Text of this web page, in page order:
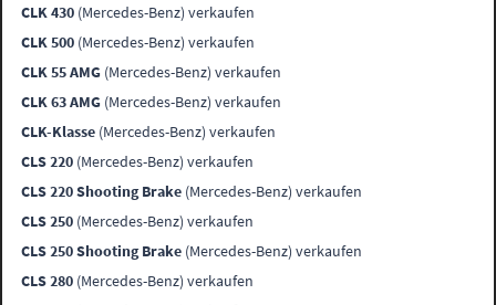
CLK 430 (Mercedes-Benz) verkaufen
CLK 500 (Mercedes-Benz) verkaufen
CLK 55 AMG (Mercedes-Benz) verkaufen
CLK 63 AMG (Mercedes-Benz) verkaufen
CLK-Klasse (Mercedes-Benz) verkaufen
CLS 220 (Mercedes-Benz) verkaufen
CLS 220 Shooting Brake (Mercedes-Benz) verkaufen
CLS 250 (Mercedes-Benz) verkaufen
CLS 250 Shooting Brake (Mercedes-Benz) verkaufen
CLS 280 (Mercedes-Benz) verkaufen